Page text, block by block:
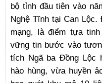
bộ tỉnh đầu tiên vào
Nghệ Tĩnh tại Can
mạng, là điểm tựa
vững tin bước vào
tích Ngã ba Đồng Lộc
hào hùng, vừa huyền